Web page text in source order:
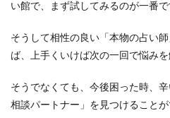
い館で、まず試してみるのが一番で
そうして相性の良い「本物の占い
ば、上手くいけば次の一回で悩み
そうでなくても、今後困った時、
相談パートナー」を見つけることが